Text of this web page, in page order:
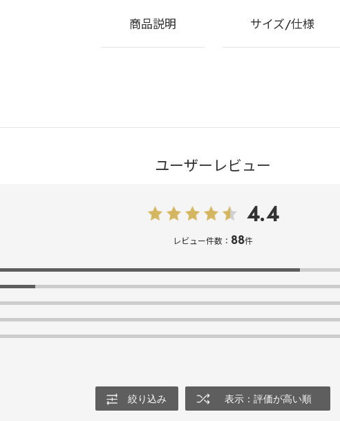
商品説明 サイズ/仕様
ユーザーレビュー
4.4
レビュー件数： 88件
絞り込み 表示：評価が高い順